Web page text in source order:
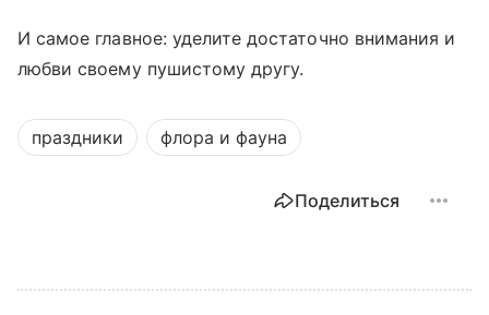
И самое главное: уделите достаточно внимания и
любви своему пушистому другу.
праздники флора и фауна
Поделиться